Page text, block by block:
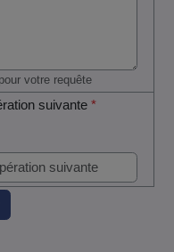
votre requête
suivante*